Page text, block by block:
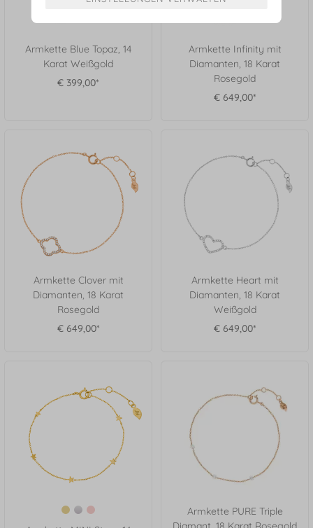
Armkette Blue Topaz, 14
Karat Weißgold
€ 399,00*
Armkette Infinity mit
Diamanten, 18 Karat
Rosegold
€ 649,00*
Armkette Clover mit
Diamanten, 18 Karat
Rosegold
€ 649,00*
Armkette Heart mit
Diamanten, 18 Karat
Weißgold
€ 649,00*
Armkette PURE Triple